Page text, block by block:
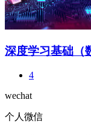
深度学习基础（
4
wechat
个人微信